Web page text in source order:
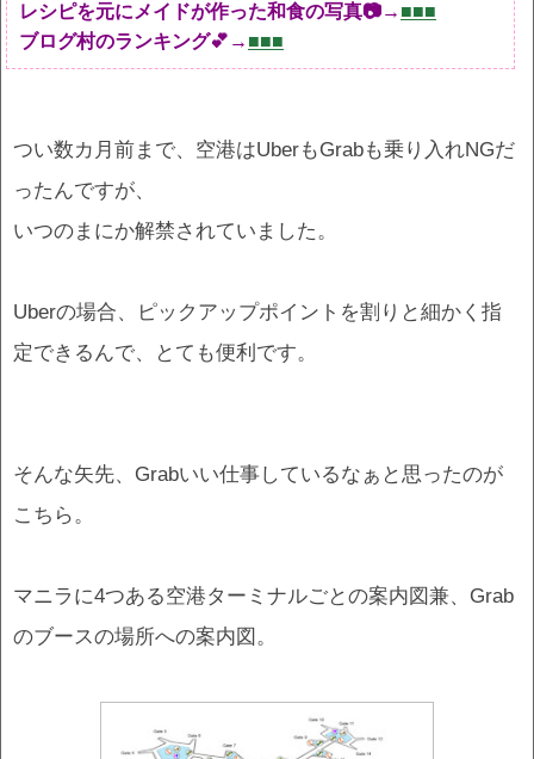
レシピを元にメイドが作った和食の写真📷→ ■■■
ブログ村のランキング💕→ ■■■
つい数カ月前まで、空港はUberもGrabも乗り入れNGだ
ったんですが、
いつのまにか解禁されていました。
Uberの場合、ピックアップポイントを割りと細かく指
定できるんで、とても便利です。
そんな矢先、Grabいい仕事しているなぁと思ったのが
こちら。
マニラに4つある空港ターミナルごとの案内図兼、Grab
のブースの場所への案内図。